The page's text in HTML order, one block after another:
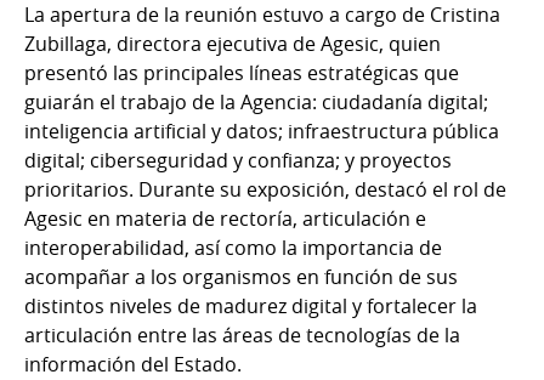
La apertura de la reunión estuvo a cargo de Cristina
Zubillaga, directora ejecutiva de Agesic, quien
presentó las principales líneas estratégicas que
guiarán el trabajo de la Agencia: ciudadanía digital;
inteligencia artificial y datos; infraestructura pública
digital; ciberseguridad y confianza; y proyectos
prioritarios. Durante su exposición, destacó el rol de
Agesic en materia de rectoría, articulación e
interoperabilidad, así como la importancia de
acompañar a los organismos en función de sus
distintos niveles de madurez digital y fortalecer la
articulación entre las áreas de tecnologías de la
información del Estado.